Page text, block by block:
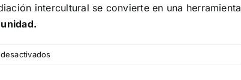
intercultural se convierte en una herramienta
en